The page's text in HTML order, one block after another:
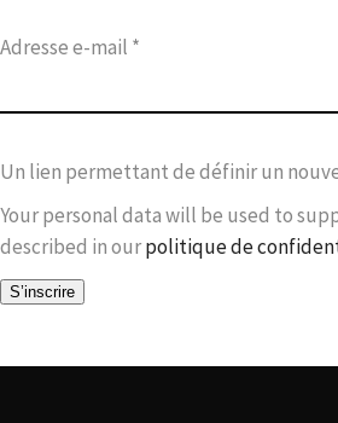
Adresse e-mail *
Un lien permettant de définir un
Your personal data will be used to
described in ourpolitique de
S’inscrire